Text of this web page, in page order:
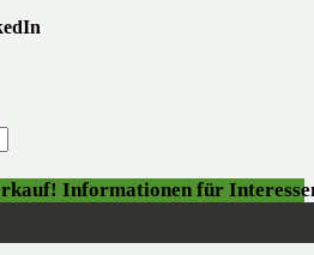
Informationen für